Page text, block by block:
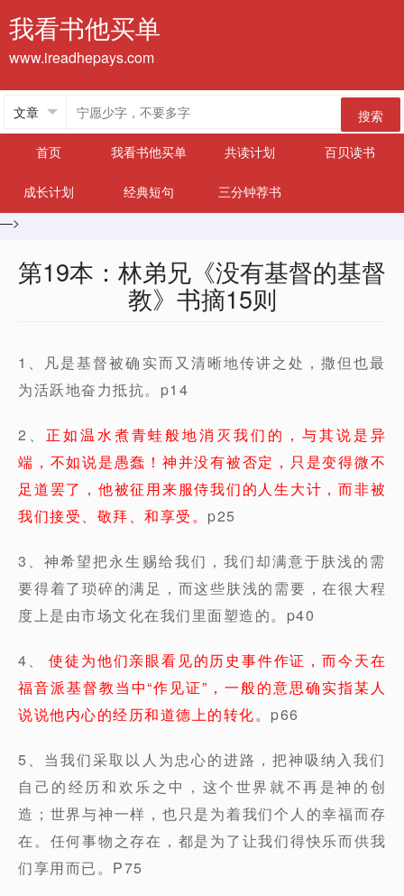
我看书他买单
www.ireadhepays.com
搜索
首页
我看书他买单 共读计划 百贝读书
成长计划 经典短句
三分钟荐书
—>
第19本：林弟兄《没有基督的基督
教》书摘15则
1、凡是基督被确实而又清晰地传讲之处，撒但也最
为活跃地奋力抵抗。p14
2、 正如温水煮青蛙般地消灭我们的，与其说是异
端，不如说是愚蠢！神并没有被否定，只是变得微不
足道罢了，他被征用来服侍我们的人生大计，而非被
我们接受、敬拜、和享受。 p25
3、神希望把永生赐给我们，我们却满意于肤浅的需
要得着了琐碎的满足，而这些肤浅的需要，在很大程
度上是由市场文化在我们里面塑造的。p40
4、使徒为他们亲眼看见的历史事件作证，而今天在
福音派基督教当中“作见证”，一般的意思确实指某人
说说他内心的经历和道德上的转化。 p66
5、当我们采取以人为忠心的进路，把神吸纳入我们
自己的经历和欢乐之中，这个世界就不再是神的创
造；世界与神一样，也只是为着我们个人的幸福而存
在。任何事物之存在，都是为了让我们得快乐而供我
们享用而已。P75